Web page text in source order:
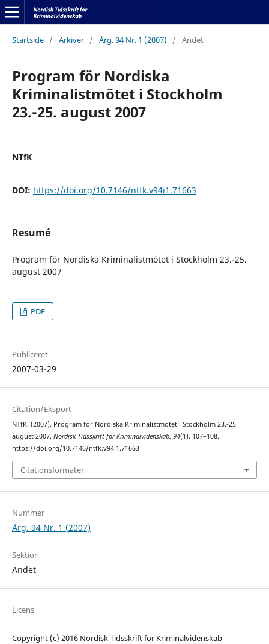
Startside / Arkiver / Årg. 94 Nr. 1 (2007) / Andet
Program för Nordiska
Kriminalistmötet i Stockholm
23.-25. august 2007
NTfK
DOI: https://doi.org/10.7146/ntfk.v94i1.71663
Resumé
Program för Nordiska Kriminalistmötet i Stockholm 23.-25.
august 2007
PDF
Publiceret
2007-03-29
Citation/Eksport
NTfK. (2007). Program för Nordiska Kriminalistmötet i Stockholm 23.-25.
august 2007. Nordisk Tidsskrift for Kriminalvidenskab, 94(1), 107–108.
https://doi.org/10.7146/ntfk.v94i1.71663
Citationsformater
Nummer
Årg. 94 Nr. 1 (2007)
Sektion
Andet
Licens
Copyright (c) 2016 Nordisk Tidsskrift for Kriminalvidenskab